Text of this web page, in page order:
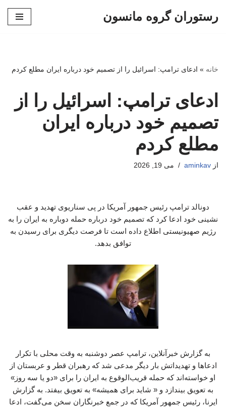
رستوران گروه مانسون
خانه » ادعای ترامپ: اسرائیل را از تصمیم خود درباره ایران مطلع کردم
ادعای ترامپ: اسرائیل را از
تصمیم خود درباره ایران
مطلع کردم
از aminkav می 19, 2026
دونالد ترامپ رئیس جمهور آمریکا در پی سناریوی تهدید و عقب
نشینی خود ادعا کرد که تصمیم خود درباره حمله دوباره به ایران را به
رژیم صهیونیستی اطلاع داده است تا فرصت دیگری برای رسیدن به
توافق بدهد.
به گزارش خبرآنلاین، ترامپ عصر دوشنبه به وقت محلی با تکرار
ادعاها و تهدیداتش بار دیگر مدعی شد که رهبران قطر و عربستان از
او خواسته‌اند که حمله قریب‌الوقوع به ایران را برای «دو یا سه روز»
به تعویق بیندازد و « شاید برای همیشه» به تعویق بیفتد. به گزارش
ایرنا، رئیس جمهور آمریکا که در جمع خبرنگاران سخن می‌گفت، ادعا